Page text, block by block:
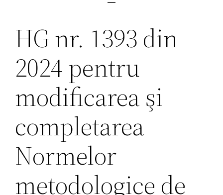
HG nr. 1393 din
2024 pentru
modificarea şi
completarea
Normelor
metodologice de